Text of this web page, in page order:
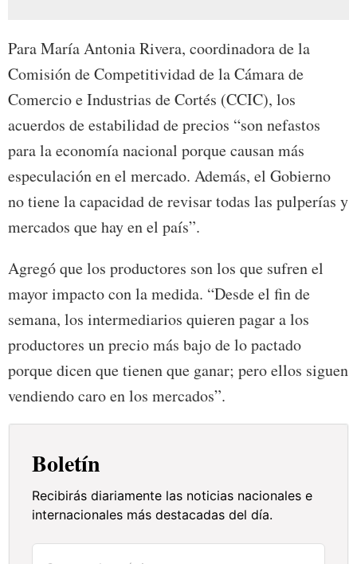
Para María Antonia Rivera, coordinadora de la
Comisión de Competitividad de la Cámara de
Comercio e Industrias de Cortés (CCIC), los
acuerdos de estabilidad de precios “son nefastos
para la economía nacional porque causan más
especulación en el mercado. Además, el Gobierno
no tiene la capacidad de revisar todas las pulperías y
mercados que hay en el país”.
Agregó que los productores son los que sufren el
mayor impacto con la medida. “Desde el fin de
semana, los intermediarios quieren pagar a los
productores un precio más bajo de lo pactado
porque dicen que tienen que ganar; pero ellos siguen
vendiendo caro en los mercados”.
Boletín
Recibirás diariamente las noticias nacionales e
internacionales más destacadas del día.